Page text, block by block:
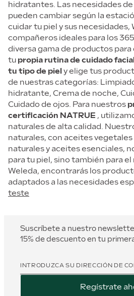
hidratantes. Las necesidades
pueden cambiar según la
cuidar tu piel y sus necesidades,
compañeros ideales para los
diversa gama de productos para
tu propia rutina de cuidado
tu tipo de piely elige tus
de nuestras categorías:
hidratante, Crema de noche,
Cuidado de ojos. Para nuestros
certificación NATRUE ,
naturales de alta calidad.
naturales, con aceites
naturales y aceites esenciales,
para tu piel, sino también para
Weleda, encontrarás los
adaptados a las necesidades
teste
Suscríbete a nuestro
15% de descuento en tu
INTRODUZCA SU DIRECCIÓN DE
Regístrate